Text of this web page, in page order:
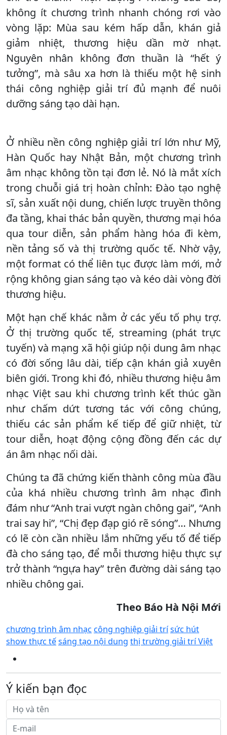
không ít chương trình nhanh chóng rơi vào
vòng lặp: Mùa sau kém hấp dẫn, khán giả
giảm nhiệt, thương hiệu dần mờ nhạt.
Nguyên nhân không đơn thuần là “hết ý
tưởng”, mà sâu xa hơn là thiếu một hệ sinh
thái công nghiệp giải trí đủ mạnh để nuôi
dưỡng sáng tạo dài hạn.
Ở nhiều nền công nghiệp giải trí lớn như Mỹ,
Hàn Quốc hay Nhật Bản, một chương trình
âm nhạc không tồn tại đơn lẻ. Nó là mắt xích
trong chuỗi giá trị hoàn chỉnh: Đào tạo nghệ
sĩ, sản xuất nội dung, chiến lược truyền thông
đa tầng, khai thác bản quyền, thương mại hóa
qua tour diễn, sản phẩm hàng hóa đi kèm,
nền tảng số và thị trường quốc tế. Nhờ vậy,
một format có thể liên tục được làm mới, mở
rộng không gian sáng tạo và kéo dài vòng đời
thương hiệu.
Một hạn chế khác nằm ở các yếu tố phụ trợ.
Ở thị trường quốc tế, streaming (phát trực
tuyến) và mạng xã hội giúp nội dung âm nhạc
có đời sống lâu dài, tiếp cận khán giả xuyên
biên giới. Trong khi đó, nhiều thương hiệu âm
nhạc Việt sau khi chương trình kết thúc gần
như chấm dứt tương tác với công chúng,
thiếu các sản phẩm kế tiếp để giữ nhiệt, từ
tour diễn, hoạt động cộng đồng đến các dự
án âm nhạc nối dài.
Chúng ta đã chứng kiến thành công mùa đầu
của khá nhiều chương trình âm nhạc đình
đám như “Anh trai vượt ngàn chông gai”, “Anh
trai say hi”, “Chị đẹp đạp gió rẽ sóng”… Nhưng
có lẽ còn cần nhiều lắm những yếu tố để tiếp
đà cho sáng tạo, để mỗi thương hiệu thực sự
trở thành “ngựa hay” trên đường dài sáng tạo
nhiều chông gai.
Theo Báo Hà Nội Mới
chương trình âm nhạc công nghiệp giải trísức hút
show thực tếsáng tạo nội dung thị trường giải trí Việt
Ý kiến bạn đọc